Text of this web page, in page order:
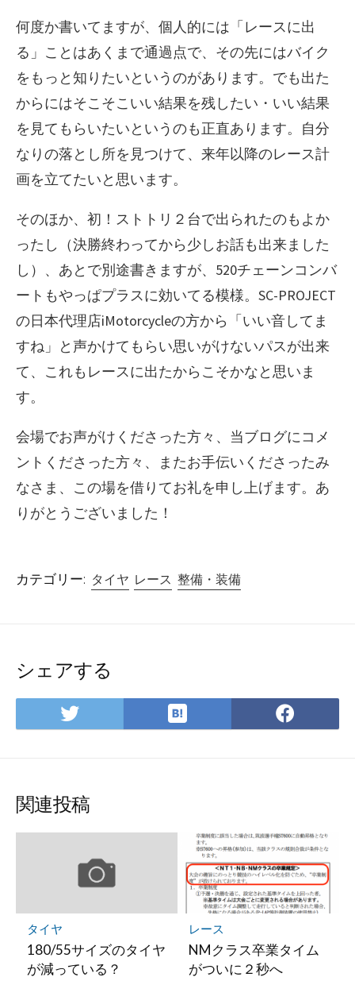
何度か書いてますが、個人的には「レースに出
る」ことはあくまで通過点で、その先にはバイク
をもっと知りたいというのがあります。でも出た
からにはそこそこいい結果を残したい・いい結果
を見てもらいたいというのも正直あります。自分
なりの落とし所を見つけて、来年以降のレース計
画を立てたいと思います。
そのほか、初！ストトリ２台で出られたのもよか
ったし（決勝終わってから少しお話も出来ました
し）、あとで別途書きますが、520チェーンコンバ
ートもやっぱプラスに効いてる模様。SC-PROJECT
の日本代理店iMotorcycleの方から「いい音してま
すね」と声かけてもらい思いがけないパスが出来
て、これもレースに出たからこそかなと思いま
す。
会場でお声がけくださった方々、当ブログにコメ
ントくださった方々、またお手伝いくださったみ
なさま、この場を借りてお礼を申し上げます。あ
りがとうございました！
カテゴリー: タイヤ レース 整備・装備
シェアする
Twitter
で
は
て
マ
ー
ク
に
保
存
で
関連投稿
タイヤ
180/55サイズのタイヤ
が減っている？
レース
NMクラス卒業タイム
がついに２秒へ